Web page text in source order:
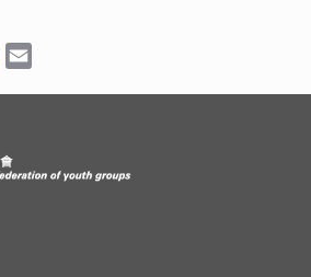
WeChat